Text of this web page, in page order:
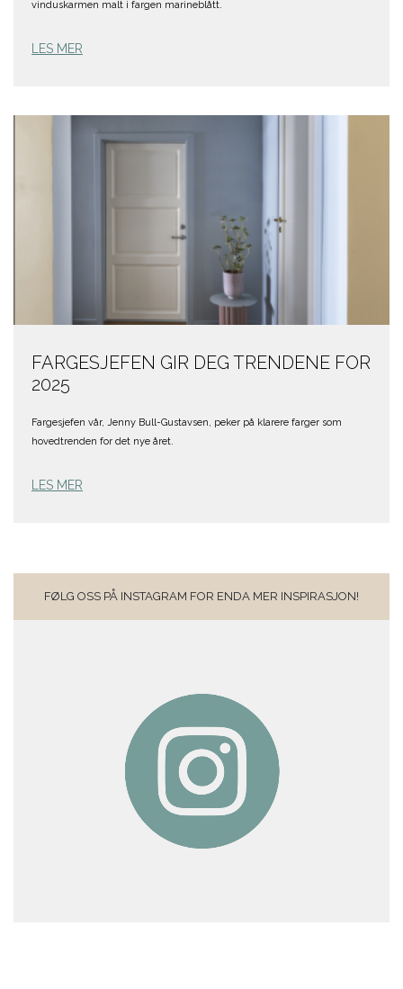
vinduskarmen malt i fargen marineblått.
LES MER
FARGESJEFEN GIR DEG TRENDENE FOR
2025
Fargesjefen vår, Jenny Bull-Gustavsen, peker på klarere farger som
hovedtrenden for det nye året.
LES MER
FØLG OSS PÅ INSTAGRAM FOR ENDA MER INSPIRASJON!